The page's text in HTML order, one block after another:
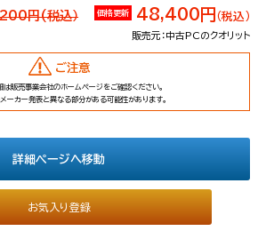
円(税込） 価格更新 48,400円 （税込）
販売元：中古PCのクオリット
ご注意
は販売事業会社のホームページをご確認ください。
ーカー発表と異なる部分がある可能性があります。
詳細ページへ移動
お気入り登録